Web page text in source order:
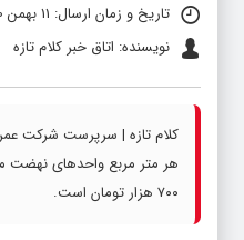
تاریخ و زمان ارسال: 11 بهمن 1400 ساعت 13:50
نویسنده: اتاق خبر کلام تازه
کلام تازه | سرپرست شرکت
هر متر مربع واحد‌های نهضت
۷۰۰ هزار تومان است.